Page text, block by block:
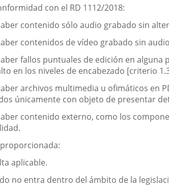
con el RD 1112/2018:
contenido sólo audio grabado sin
contenidos de vídeo grabado sin
fallos puntuales de edición en
en los niveles de encabezado [criterio
archivos multimedia u ofimáticos en
únicamente con objeto de presentar
contenido externo, como los
aplicable.
no entra dentro del ámbito de la